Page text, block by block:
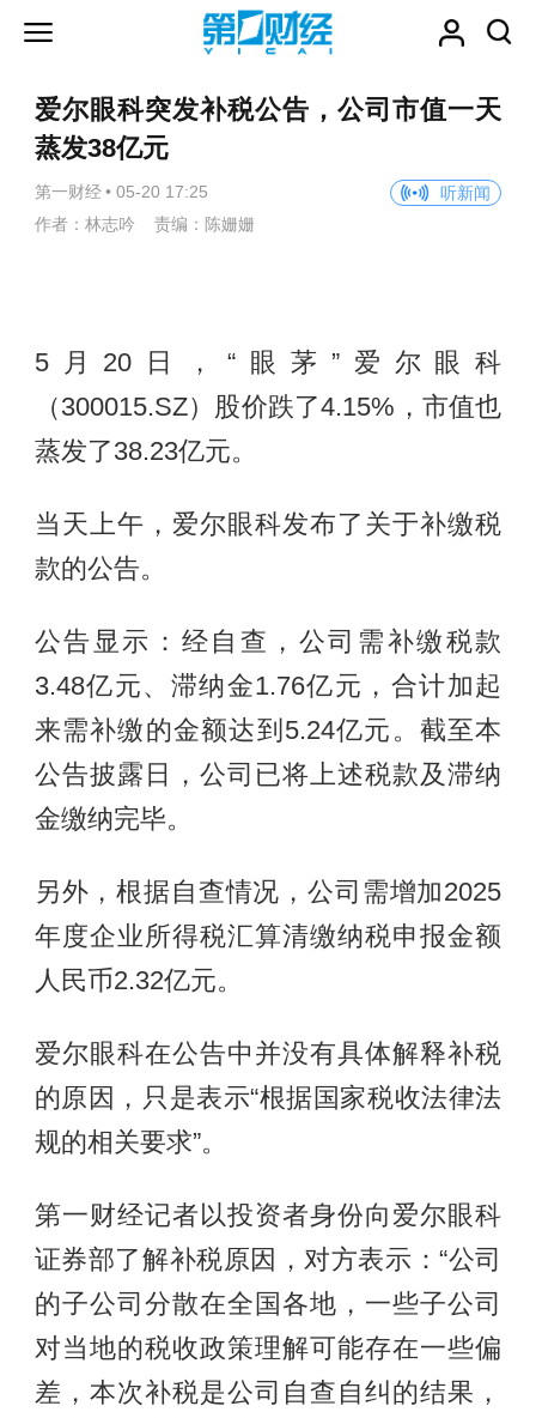
爱尔眼科突发补税公告，公司市值一天
蒸发38亿元
第一财经 • 05-20 17:25
听新闻
作者：林志吟 责编：陈姗姗
5月20日，“眼茅”爱尔眼科
（300015.SZ）股价跌了4.15%，市值也
蒸发了38.23亿元。
当天上午，爱尔眼科发布了关于补缴税
款的公告。
公告显示：经自查，公司需补缴税款
3.48亿元、滞纳金1.76亿元，合计加起
来需补缴的金额达到5.24亿元。截至本
公告披露日，公司已将上述税款及滞纳
金缴纳完毕。
另外，根据自查情况，公司需增加2025
年度企业所得税汇算清缴纳税申报金额
人民币2.32亿元。
爱尔眼科在公告中并没有具体解释补税
的原因，只是表示“根据国家税收法律法
规的相关要求”。
第一财经记者以投资者身份向爱尔眼科
证券部了解补税原因，对方表示：“公司
的子公司分散在全国各地，一些子公司
对当地的税收政策理解可能存在一些偏
差，本次补税是公司自查自纠的结果，